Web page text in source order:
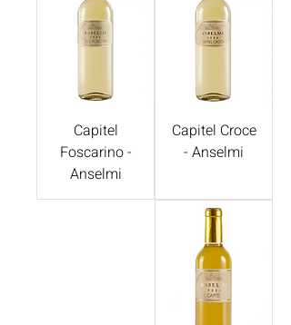
Capitel Croce
- Anselmi
Capitel
Foscarino -
Anselmi